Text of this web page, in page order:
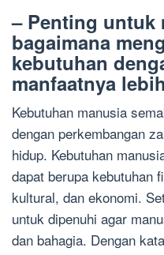
– Penting untuk
bagaimana
kebutuhan
manfaatnya
Kebutuhan manusia
dengan perkembangan
hidup. Kebutuhan
dapat berupa kebutuhan
kultural, dan ekonomi.
untuk dipenuhi agar
dan bahagia. Dengan